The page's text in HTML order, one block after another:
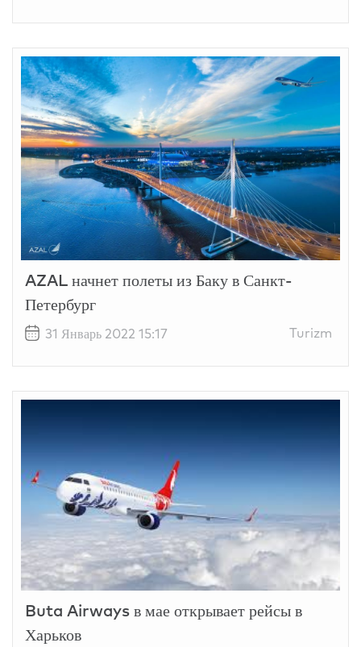
AZAL начнет полеты из Баку в Санкт-
Петербург
31 Январь 2022 15:17 Turizm
Buta Airways в мае открывает рейсы в
Харьков